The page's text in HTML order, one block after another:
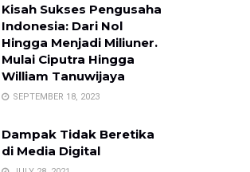
Kisah Sukses Pengusaha
Indonesia: Dari Nol
Hingga Menjadi Miliuner.
Mulai Ciputra Hingga
William Tanuwijaya
SEPTEMBER 18, 2023
Dampak Tidak Beretika
di Media Digital